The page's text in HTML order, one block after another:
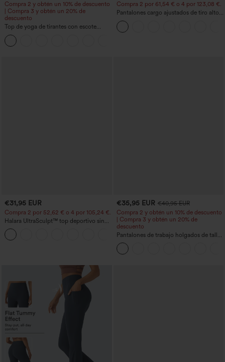
Compra 2 y obtén un 10% de descuento
| Compra 3 y obtén un 20% de
descuento
Top de yoga de tirantes con escote
redondo, fruncido y tacto fresco -
UPF50+
Compra 2 por 61,54 € o 4 por 123,08 €.
Pantalones cargo ajustados de tiro alto
con múltiples bolsillos y cremallera con
botones
€31,95 EUR
Compra 2 por 52,62 € o 4 por 105,24 €.
Halara UltraSculpt™ top deportivo sin
mangas con escote redondo y bajo
curvo
+11
€35,95 EUR €40,95 EUR
Compra 2 y obtén un 10% de descuento
| Compra 3 y obtén un 20% de
descuento
Pantalones de trabajo holgados de talle
medio con bolsillos y pernera estilo
barril